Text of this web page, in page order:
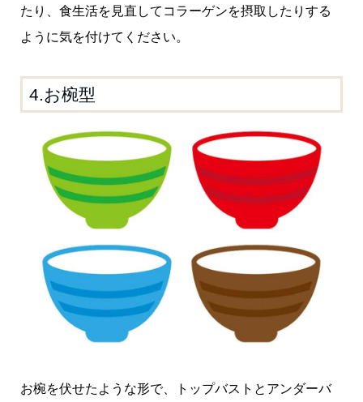
たり、食生活を見直してコラーゲンを摂取したりする
ように気を付けてください。
4.お椀型
お椀を伏せたような形で、トップバストとアンダーバ